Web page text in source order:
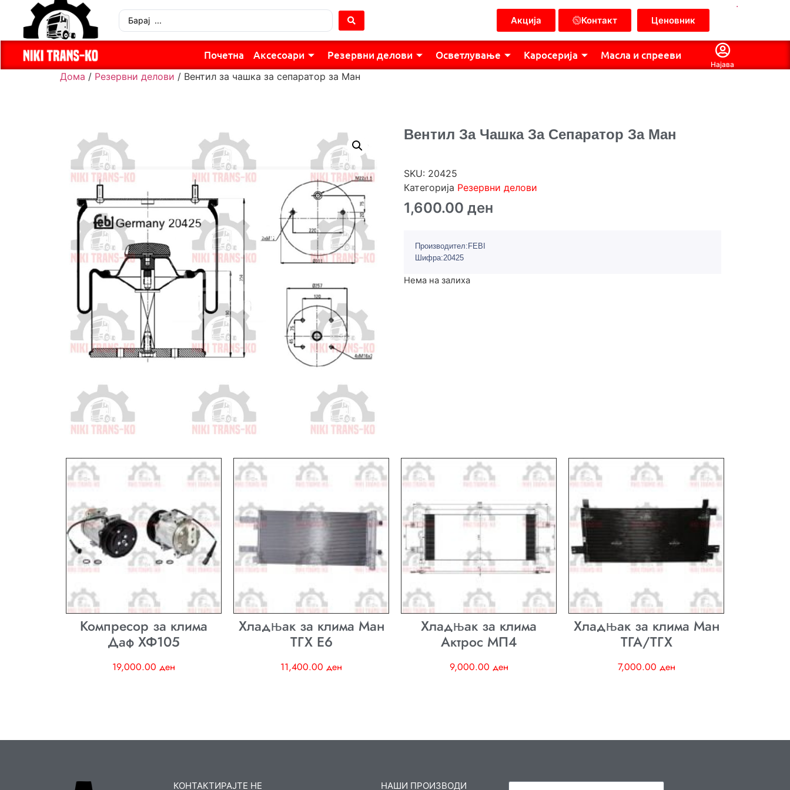
Акција Контакт Ценовник
.
Почетна Аксесоари Резервни делови Осветлување Каросерија Масла и спрееви
Најава
Дома / Резервни делови / Вентил за чашка за сепаратор за Ман
Вентил За Чашка За Сепаратор За Ман
SKU: 20425
Категорија Резервни делови
1,600.00 ден
Производител:FEBI
Шифра:20425
Нема на залиха
Компресор за клима
Даф ХФ105
19,000.00 ден
Хладњак за клима Ман
ТГХ E6
11,400.00 ден
Хладњак за клима
Актрос МП4
9,000.00 ден
Хладњак за клима Ман
ТГА/ТГХ
7,000.00 ден
КОНТАКТИРАЈТЕ НЕ НАШИ ПРОИЗВОДИ